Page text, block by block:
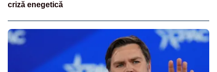
criză enegetică